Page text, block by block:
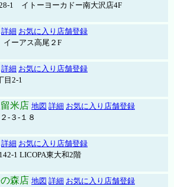
1 イトーヨーカドー南大沢店4F
詳細 お気に入り店舗登録
ーアス高尾２F
詳細 お気に入り店舗登録
目2-1
米店 地図 詳細 お気に入り店舗登録
-３-１８
詳細 お気に入り店舗登録
1 LICOPA東大和2階
森店 地図 詳細 お気に入り店舗登録